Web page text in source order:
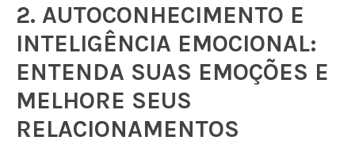
2. AUTOCONHECIMENTO E
INTELIGÊNCIA EMOCIONAL:
ENTENDA SUAS EMOÇÕES E
MELHORE SEUS
RELACIONAMENTOS